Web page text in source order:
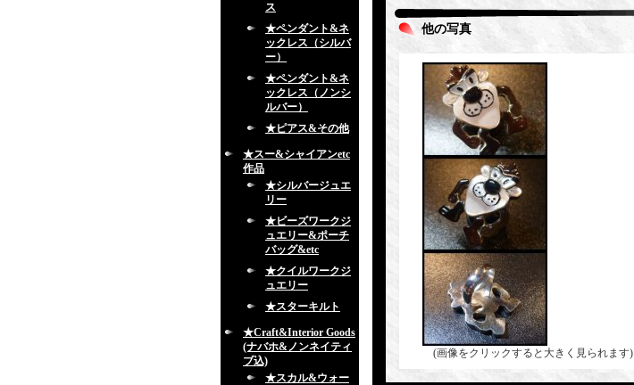
ス
★ペンダント&ネ
ックレス（シルバ
ー）
★ペンダント&ネ
ックレス（ノンシ
ルバー）
★ピアス&その他
★スー&シャイアンetc
作品
★シルバージュエ
リー
★ビーズワークジ
ュエリー&ポーチ
バッグ&etc
★クイルワークジ
ュエリー
★スターキルト
★Craft&Interior Goods
(ナバホ&ノンネイティ
ブ込)
★スカル&ウォー
他の写真
(画像をクリックすると大きく見られます)